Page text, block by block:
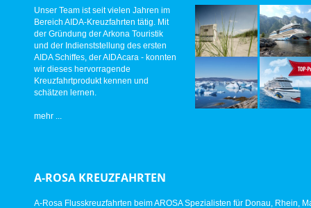
Unser Team ist seit vielen Jahren im
Bereich AIDA-Kreuzfahrten tätig. Mit
der Gründung der Arkona Touristik
und der Indienststellung des ersten
AIDA Schiffes, der AIDAcara - konnten
wir dieses hervorragende
Kreuzfahrtprodukt kennen und
schätzen lernen.
mehr ...
A-ROSA KREUZFAHRTEN
A-Rosa Flusskreuzfahrten beim AROSA Spezialisten für Donau, Rhein,